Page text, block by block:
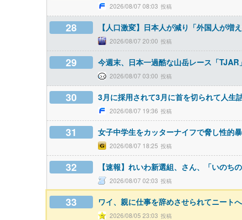
2026/08/07 08:03
28 【人口激変】日本人が減り「外国人が
2026/08/07 20:00
29 今週末、日本一過酷な山岳レース「TJAR
2026/08/07 03:00
30 3月に採用されて3月に首を切られて人生
2026/08/07 19:36
31 女子中学生をカッターナイフで脅し性的
2026/08/07 18:25
32 【速報】れいわ新選組、さん、「いのち
2026/08/07 02:03
33 ワイ、親に仕事を辞めさせられてニートへ
2026/08/05 23:03